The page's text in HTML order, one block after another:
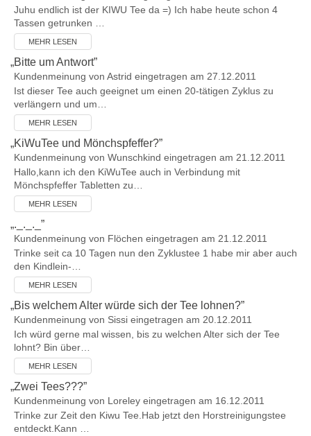
Juhu endlich ist der KIWU Tee da =) Ich habe heute schon 4
Tassen getrunken …
MEHR LESEN
„Bitte um Antwort”
Kundenmeinung von Astrid eingetragen am 27.12.2011
Ist dieser Tee auch geeignet um einen 20-tätigen Zyklus zu
verlängern und um…
MEHR LESEN
„KiWuTee und Mönchspfeffer?”
Kundenmeinung von Wunschkind eingetragen am 21.12.2011
Hallo,kann ich den KiWuTee auch in Verbindung mit
Mönchspfeffer Tabletten zu…
MEHR LESEN
„._._._ ”
Kundenmeinung von Flöchen eingetragen am 21.12.2011
Trinke seit ca 10 Tagen nun den Zyklustee 1 habe mir aber auch
den Kindlein-…
MEHR LESEN
„Bis welchem Alter würde sich der Tee lohnen?”
Kundenmeinung von Sissi eingetragen am 20.12.2011
Ich würd gerne mal wissen, bis zu welchen Alter sich der Tee
lohnt? Bin über…
MEHR LESEN
„Zwei Tees???”
Kundenmeinung von Loreley eingetragen am 16.12.2011
Trinke zur Zeit den Kiwu Tee.Hab jetzt den Horstreinigungstee
entdeckt.Kann …